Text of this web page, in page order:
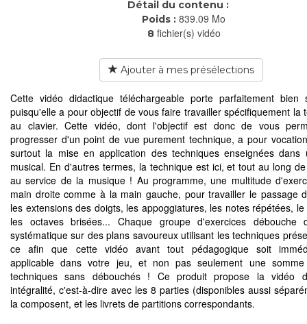
Détail du contenu :
Poids : 839.09 Mo
8 fichier(s) vidéo
Ajouter à mes présélections
Cette vidéo didactique téléchargeable porte parfaitement bien
puisqu'elle a pour objectif de vous faire travailler spécifiquement la
au clavier. Cette vidéo, dont l'objectif est donc de vous
progresser d'un point de vue purement technique, a pour
surtout la mise en application des techniques enseignées dans
musical. En d'autres termes, la technique est ici, et tout au long
au service de la musique ! Au programme, une multitude
main droite comme à la main gauche, pour travailler le passage
les extensions des doigts, les appoggiatures, les notes répétées,
les octaves brisées... Chaque groupe d'exercices débouche
systématique sur des plans savoureux utilisant les techniques
ce afin que cette vidéo avant tout pédagogique soit
applicable dans votre jeu, et non pas seulement une somme
techniques sans débouchés ! Ce produit propose la vidéo
intégralité, c'est-à-dire avec les 8 parties (disponibles aussi
la composent, et les livrets de partitions correspondants.